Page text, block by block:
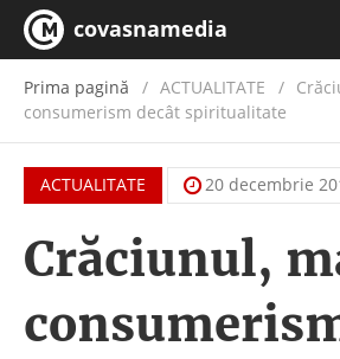
covasnamedia
Prima pagină ACTUALITATE /
consumerism decât spiritualitate
ACTUALITATE 20 decembrie
Crăciunul,